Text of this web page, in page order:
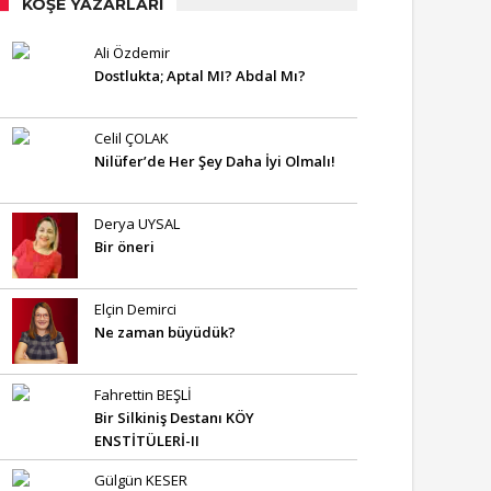
KÖŞE YAZARLARI
Ali Özdemir
Dostlukta; Aptal MI? Abdal Mı?
Celil ÇOLAK
Nilüfer’de Her Şey Daha İyi Olmalı!
Derya UYSAL
Bir öneri
Elçin Demirci
Ne zaman büyüdük?
Fahrettin BEŞLİ
Bir Silkiniş Destanı KÖY
ENSTİTÜLERİ-II
Gülgün KESER